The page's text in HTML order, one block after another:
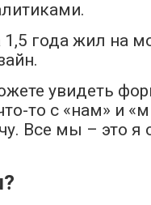
1,5 года жил на
увидеть
то с «нам» и
Все мы – это я